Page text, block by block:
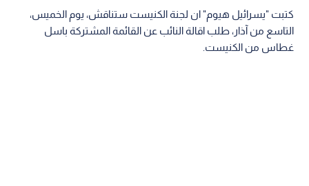
كتبت "يسرائيل هيوم" ان لجنة الكنيست ستناقش، يوم الخميس،
التاسع من آذار، طلب اقالة النائب عن القائمة المشتركة باسل
غطاس من الكنيست.